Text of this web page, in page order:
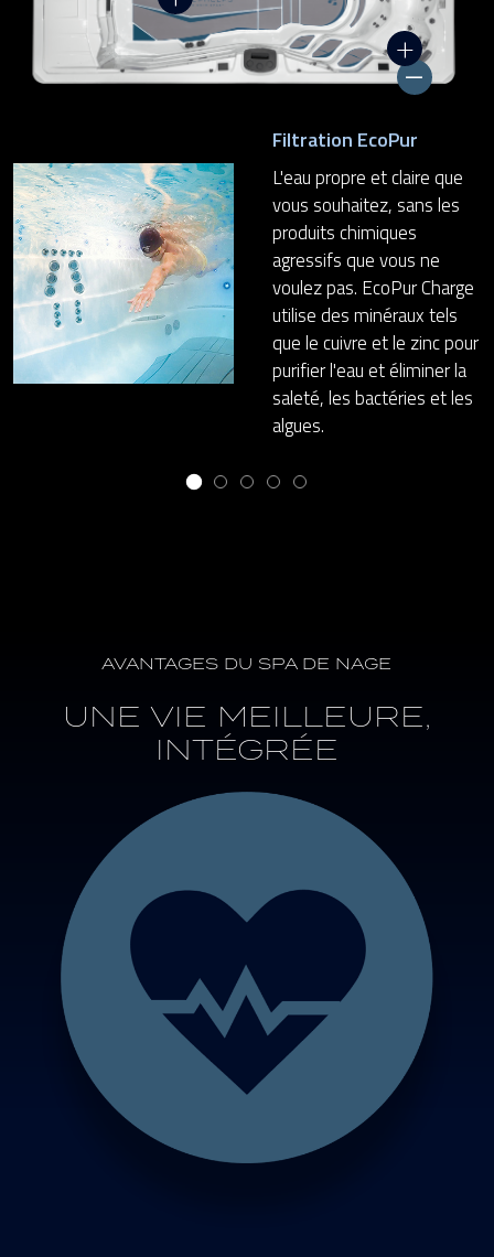
Filtration EcoPur
L'eau propre et claire que
vous souhaitez, sans les
produits chimiques
agressifs que vous ne
voulez pas. EcoPur Charge
utilise des minéraux tels
que le cuivre et le zinc pour
purifier l'eau et éliminer la
saleté, les bactéries et les
algues.
AVANTAGES DU SPA DE NAGE
UNE VIE MEILLEURE,
INTÉGRÉE